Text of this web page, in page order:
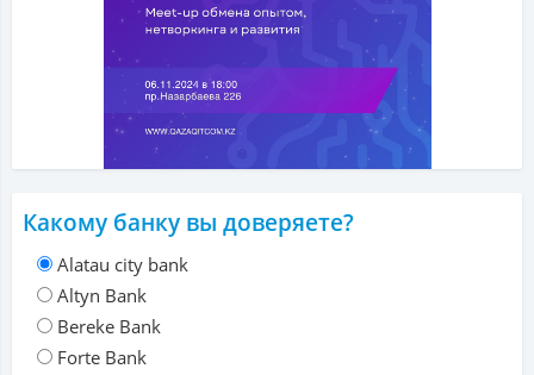
Какому банку вы доверяете?
Alatau city bank
Altyn Bank
Bereke Bank
Forte Bank